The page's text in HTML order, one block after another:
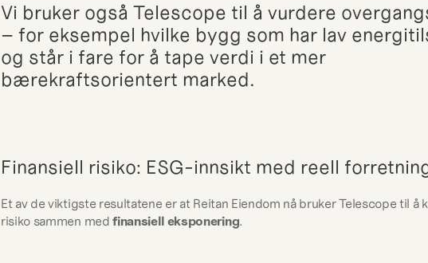
Vi bruker også Telescope til å vurdere
– for eksempel hvilke bygg som har lav
og står i fare for å tape verdi i et mer
bærekraftsorientert marked.
Finansiell risiko: ESG-innsikt med reell
Et av de viktigste resultatene er at Reitan Eiendom nå bruker Telescope til å
risiko sammen med finansiell eksponering.